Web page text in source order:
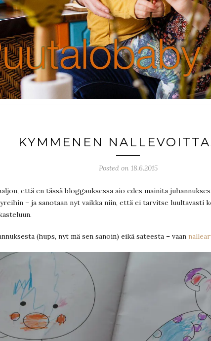
KYMMENEN
Posted on 18.6.2015
että en tässä bloggauksessa aio edes mainita
– ja sanotaan nyt vaikka niin, että ei tarvitse luultavasti
(hups, nyt mä sen sanoin) eikä sateesta – vaan